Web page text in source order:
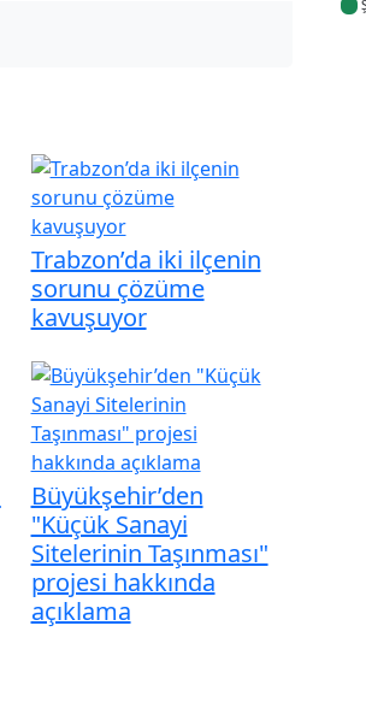
Trabzon’da iki ilçenin
sorunu çözüme
kavuşuyor
Büyükşehir’den
"Küçük Sanayi
Sitelerinin Taşınması"
projesi hakkında
açıklama